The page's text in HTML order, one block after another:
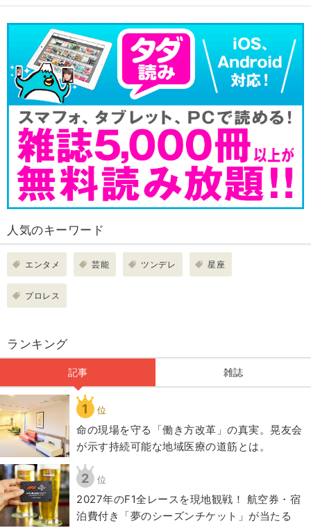
人気のキーワード
エンタメ 芸能 ツンデレ 星座
プロレス
ランキング
記事 雑誌
1 位
​命の現場を守る「働き方改革」の真実。晃友会
が示す持続可能な地域医療の道筋とは。
2 位
2027年のF1全レースを現地観戦！ 航空券・宿
泊費付き「夢のシーズンチケット」が当たる